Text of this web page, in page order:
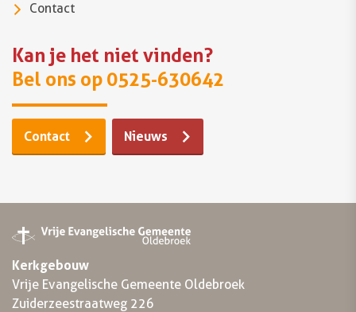
Contact
Kan je het niet vinden?
Bel ons op 0525-630642
Contact Nieuws
Kerkgebouw
Vrije Evangelische Gemeente Oldebroek
Zuiderzeestraatweg 226